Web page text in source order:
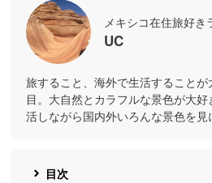
メキシコ在住旅好き
UC
旅すること、海外で生活すること
目。大自然とカラフルな景色が大
活しながら国内外いろんな景色を見
目次